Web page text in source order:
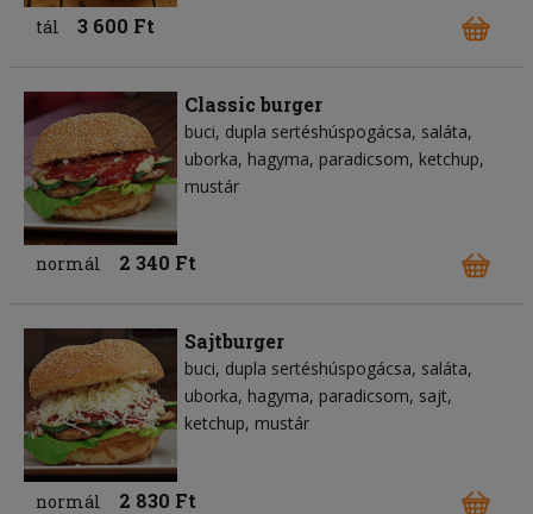
tál 3 600 Ft
Classic burger
buci dupla sertéshúspogácsa saláta
uborka hagyma paradicsom ketchup
mustár
normál 2 340 Ft
Sajtburger
buci dupla sertéshúspogácsa saláta
uborka hagyma paradicsom sajt
ketchup mustár
normál 2 830 Ft